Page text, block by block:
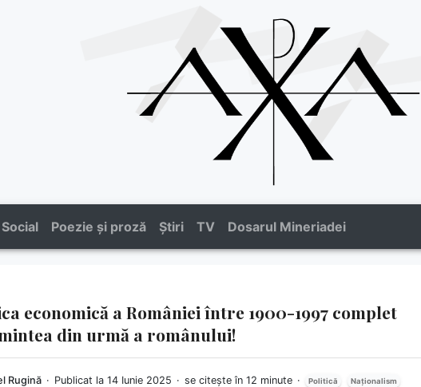
Social Poezie și proză Știri TV Dosarul Mineriadei
economică a României între 1900-1997 complet
din urmă a românului!
Rugină Publicat la 14 Iunie 2025 se citește în 12 minute Politică Naționalism